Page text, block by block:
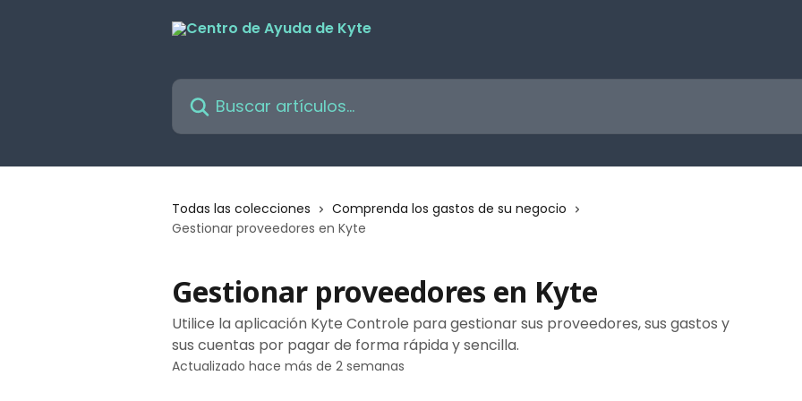
Buscar artículos...
Todas las colecciones
Comprenda los gastos de su negocio
Gestionar proveedores en Kyte
Gestionar proveedores en Kyte
Utilice la aplicación Kyte Controle para gestionar sus proveedores, sus gastos y
sus cuentas por pagar de forma rápida y sencilla.
Actualizado hace más de 2 semanas